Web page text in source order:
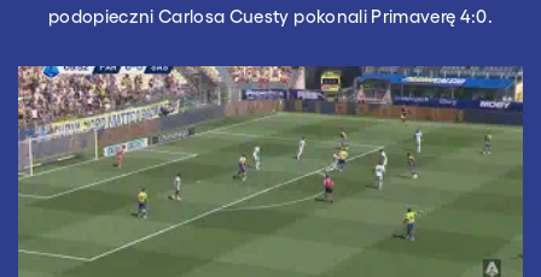
podopieczni Carlosa Cuesty pokonali Primaverę 4:0.